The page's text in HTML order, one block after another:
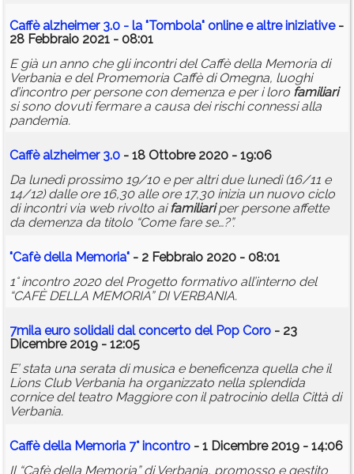
Caffèalzheimer3.0 - la "Tombola" online e altre iniziative-
28 Febbraio 2021 - 08:01
E già un anno che gli incontri del Caffè della Memoria di
Verbania e del Promemoria Caffè di Omegna, luoghi
d’incontro per persone con demenza e per i loro familiari
si sono dovuti fermare a causa dei rischi connessi alla
pandemia.
Caffè alzheimer3.0 - 18 Ottobre 2020 - 19:06
Da lunedì prossimo 19/10 e per altri due lunedì (16/11 e
14/12) dalle ore 16,30 alle ore 17,30 inizia un nuovo ciclo
di incontri via web rivolto aifamiliariper persone affette
da demenza da titolo “Come fare se…?”.
"Cafè della Memoria" - 2 Febbraio 2020 - 08:01
1° incontro 2020 del Progetto formativo all’interno del
“CAFÈ DELLA MEMORIA” DI VERBANIA.
7mila euro solidali dal concerto del Pop Coro - 23
Dicembre 2019 - 12:05
E’ stata una serata di musica e beneficenza quella che il
Lions Club Verbania ha organizzato nella splendida
cornice del teatro Maggiore con il patrocinio della Città di
Verbania.
Caffè della Memoria 7° incontro - 1 Dicembre 2019 - 14:06
Il “Cafè della Memoria” di Verbania, promosso e gestito